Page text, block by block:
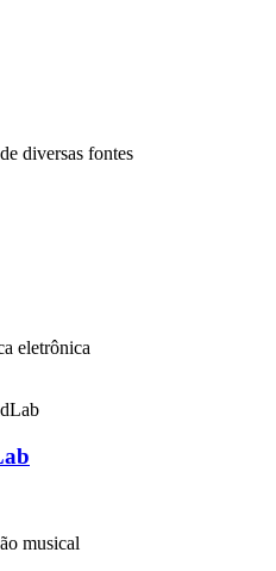
diversas fontes
eletrônica
musical